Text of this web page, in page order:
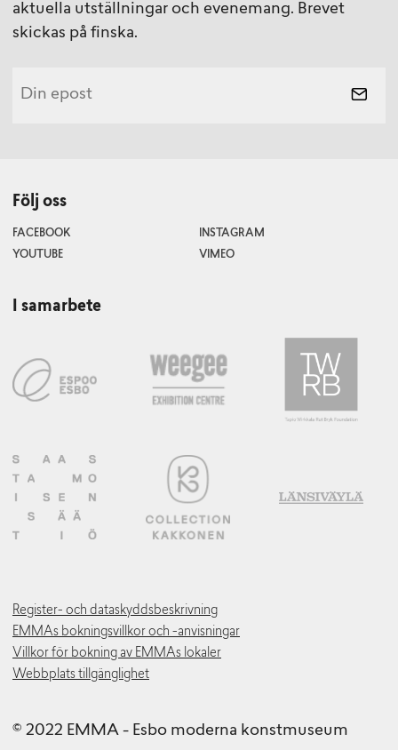
aktuella utställningar och evenemang. Brevet
skickas på finska.
Följ oss
FACEBOOK
INSTAGRAM
YOUTUBE
VIMEO
I samarbete
Register- och dataskyddsbeskrivning
EMMAs bokningsvillkor och -anvisningar
Villkor för bokning av EMMAs lokaler
Webbplats tillgänglighet
© 2022 EMMA - Esbo moderna konstmuseum